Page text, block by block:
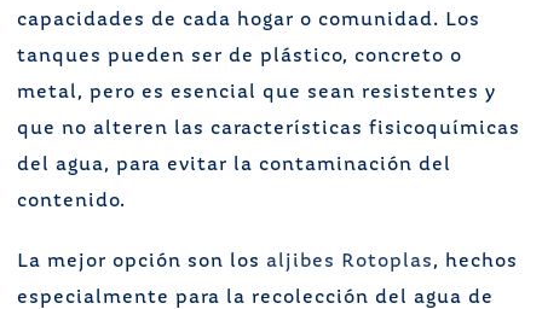
capacidades de cada hogar o comunidad. Los
tanques pueden ser de plástico, concreto o
metal, pero es esencial que sean resistentes y
que no alteren las características fisicoquímicas
del agua, para evitar la contaminación del
contenido.
La mejor opción son los aljibes Rotoplas, hechos
especialmente para la recolección del agua de